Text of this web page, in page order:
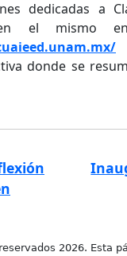
dedicadas a
el mismo
donde se
2026. Esta